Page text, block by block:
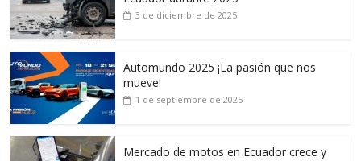
3 de diciembre de 2025
Automundo 2025 ¡La pasión que nos
mueve!
1 de septiembre de 2025
Mercado de motos en Ecuador crece y